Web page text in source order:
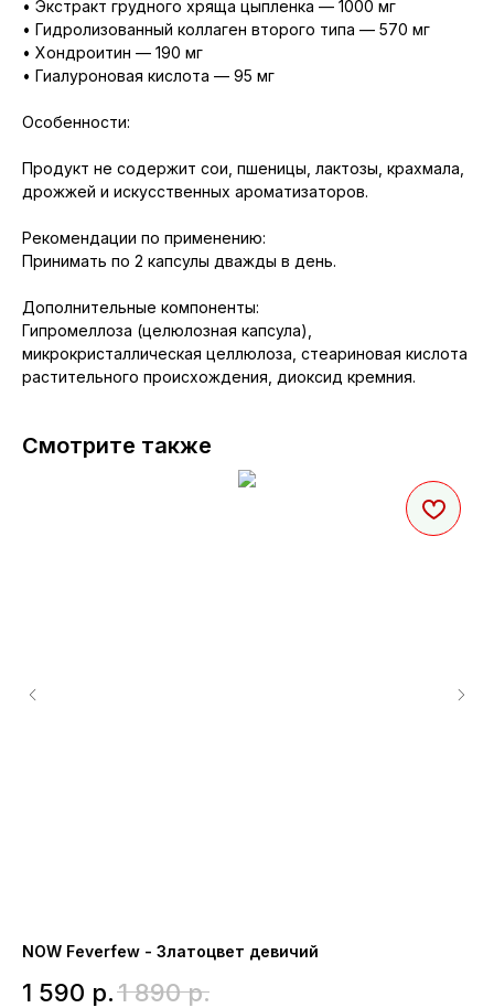
• Экстракт грудного хряща цыпленка — 1000 мг
• Гидролизованный коллаген второго типа — 570 мг
• Хондроитин — 190 мг
• Гиалуроновая кислота — 95 мг
Особенности:
Продукт не содержит сои, пшеницы, лактозы, крахмала,
дрожжей и искусственных ароматизаторов.
Рекомендации по применению:
Принимать по 2 капсулы дважды в день.
Дополнительные компоненты:
Гипромеллоза (целюлозная капсула),
микрокристаллическая целлюлоза, стеариновая кислота
растительного происхождения, диоксид кремния.
Смотрите также
NOW Feverfew - Златоцвет девичий
1 590 р.1 890 р.